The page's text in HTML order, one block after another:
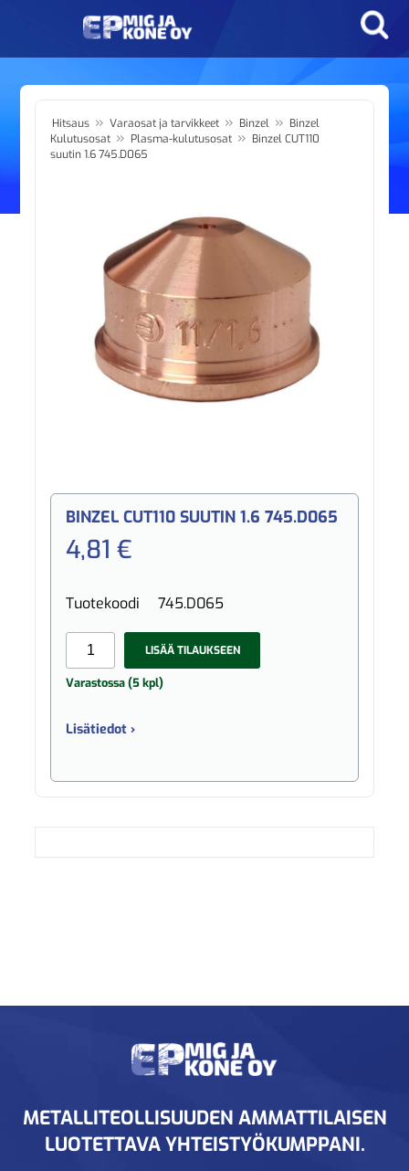
Hitsaus » Varaosat ja tarvikkeet » Binzel » Binzel
Kulutusosat » Plasma-kulutusosat » Binzel CUT110
suutin 1.6 745.D065
BINZEL CUT110 SUUTIN 1.6 745.D065
4,81 €
Tuotekoodi 745.D065
LISÄÄ TILAUKSEEN
Varastossa (5 kpl)
Lisätiedot ›
METALLITEOLLISUUDEN AMMATTILAISEN
LUOTETTAVA YHTEISTYÖKUMPPANI.